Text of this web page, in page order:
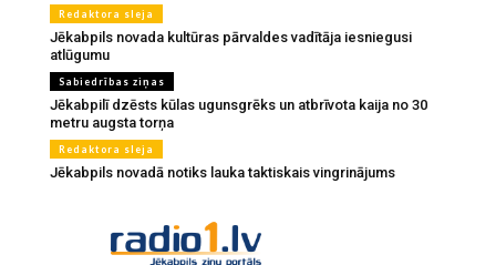
Redaktora sleja
Jēkabpils novada kultūras pārvaldes vadītāja iesniegusi
atlūgumu
Sabiedrības ziņas
Jēkabpilī dzēsts kūlas ugunsgrēks un atbrīvota kaija no 30
metru augsta torņa
Redaktora sleja
Jēkabpils novadā notiks lauka taktiskais vingrinājums